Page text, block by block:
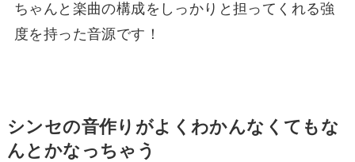
ちゃんと楽曲の構成をしっかりと担ってくれる強
度を持った音源です！
シンセの音作りがよくわかんなくてもな
んとかなっちゃう